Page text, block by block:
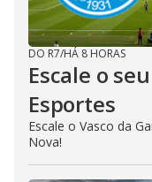
DO R7/HÁ 8 HORAS
Escale o
Esportes
Escale o Vasco da
Nova!